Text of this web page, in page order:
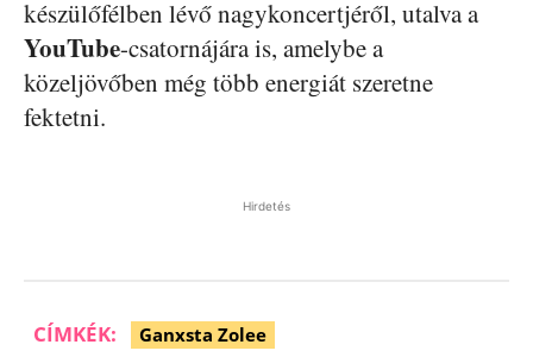
készülőfélben lévő nagykoncertjéről, utalva a
YouTube-csatornájára is, amelybe a
közeljövőben még több energiát szeretne
fektetni.
Hirdetés
CÍMKÉK: Ganxsta Zolee